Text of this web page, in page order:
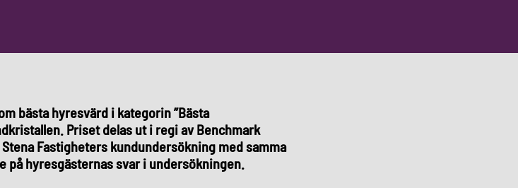
bästa hyresvärd i kategorin ”Bästa
Priset delas ut i regi av Benchmark
Fastigheters kundundersökning med samma
på hyresgästernas svar i undersökningen.